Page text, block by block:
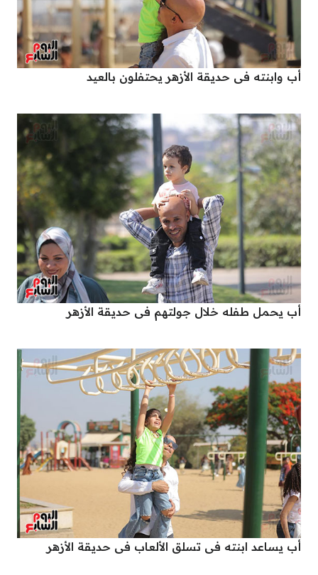
أب وابنته فى حديقة الأزهر يحتفلون بالعيد
أب يحمل طفله خلال جولتهم فى حديقة الأزهر
أب يساعد ابنته فى تسلق الألعاب فى حديقة الأزهر